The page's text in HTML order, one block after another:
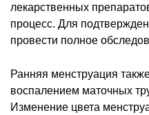
лекарственных
процесс. Для
провести полное
Ранняя менструация
воспалением маточных
Изменение цвета